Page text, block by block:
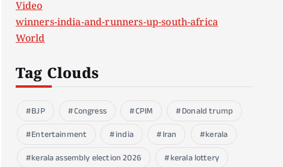
Video
winners-india-and-runners-up-south-africa
World
Tag Clouds
BJP Congress CPIM
Donald trump
Entertainment
india Iran
kerala
kerala assembly election 2026
kerala lottery